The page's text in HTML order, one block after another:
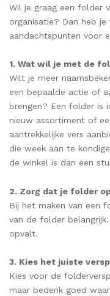
Wil je graag een folder
organisatie? Dan heb
aandachtspunten voor
1. Wat wil je met de
Wilt je meer
een bepaalde actie of
brengen? Een folder is
nieuw assortiment of
aantrekkelijke vers
die week aan te
de winkel is dan een
2. Zorg dat je folder
Bij het maken van een
van de folder
opvalt.
3. Kies het juiste
Kies voor de
maar bedenk goed